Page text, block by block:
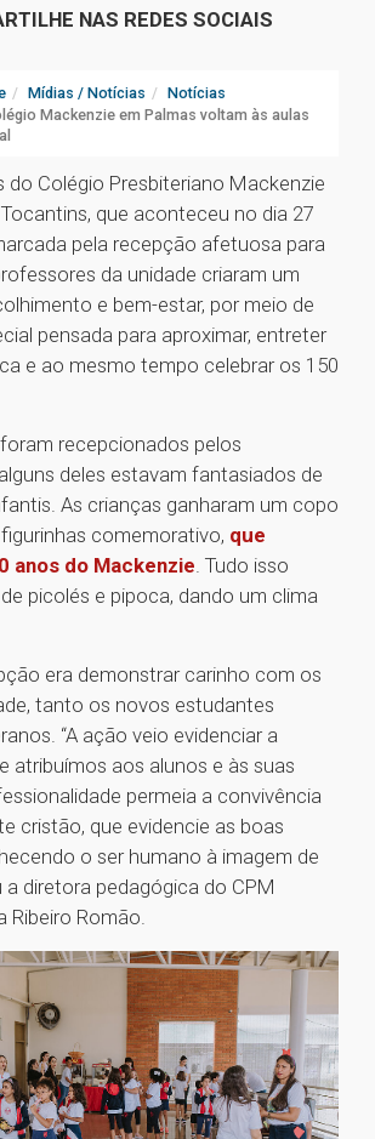
NAS REDES SOCIAIS
Mídias / Notícias
Notícias
Mackenzie em Palmas voltam às aulas
do Colégio Presbiteriano Mackenzie
que aconteceu no dia 27
pela recepção afetuosa para
da unidade criaram um
e bem-estar, por meio de
pensada para aproximar, entreter
e ao mesmo tempo celebrar os 150
recepcionados pelos
deles estavam fantasiados de
As crianças ganharam um copo
comemorativo, que
anos do Mackenzie. Tudo isso
picolés e pipoca, dando um clima
era demonstrar carinho com os
tanto os novos estudantes
“A ação veio evidenciar a
atribuímos aos alunos e às suas
permeia a convivência
cristão, que evidencie as boas
o ser humano à imagem de
a diretora pedagógica do CPM
Ribeiro Romão.